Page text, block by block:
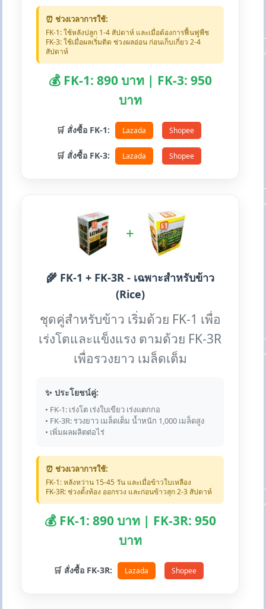
⏰ ช่วงเวลาการใช้:
FK-1: ใช้หลังปลูก 1-4 สัปดาห์ และเมื่อต้องการฟื้นฟูพืช
FK-3: ใช้เมื่อผลเริ่มติด ช่วงผลอ่อน ก่อนเก็บเกี่ยว 2-4
สัปดาห์
💰 FK-1: 890 บาท | FK-3: 950
บาท
🛒 สั่งซื้อ FK-1: Lazada Shopee
🛒 สั่งซื้อ FK-3: Lazada Shopee
+
🌾 FK-1 + FK-3R - เฉพาะสำหรับข้าว
(Rice)
ชุดคู่สำหรับข้าว เริ่มด้วย FK-1 เพื่อ
เร่งโตและแข็งแรง ตามด้วย FK-3R
เพื่อรวงยาว เมล็ดเต็ม
✨ ประโยชน์คู่:
• FK-1: เร่งโต เร่งใบเขียว เร่งแตกกอ
• FK-3R: รวงยาว เมล็ดเต็ม น้ำหนัก 1,000 เมล็ดสูง
• เพิ่มผลผลิตต่อไร่
⏰ ช่วงเวลาการใช้:
FK-1: หลังหว่าน 15-45 วัน และเมื่อข้าวใบเหลือง
FK-3R: ช่วงตั้งท้อง ออกรวง และก่อนข้าวสุก 2-3 สัปดาห์
💰 FK-1: 890 บาท | FK-3R: 950
บาท
🛒 สั่งซื้อ FK-3R: Lazada Shopee